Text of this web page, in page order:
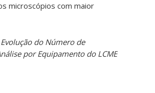
microscópios com maior
do Número de
por Equipamento do LCME